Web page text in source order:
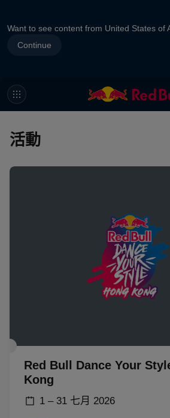
Want to see content from United States of
Continue
活動
Red Bull Dance Your
Kong
1 – 31 七月 2026